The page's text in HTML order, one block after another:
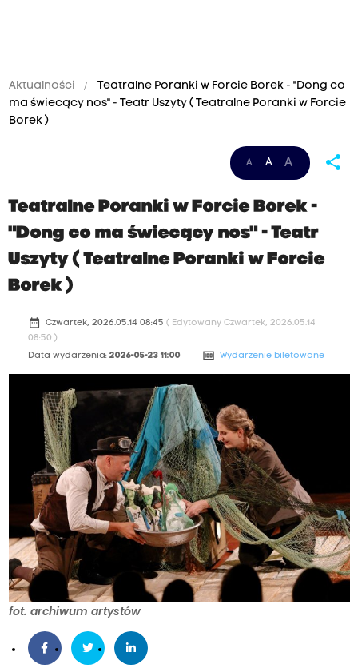
Aktualności
Teatralne Poranki w Forcie Borek - "Dong co
ma świecący nos" - Teatr Uszyty ( Teatralne Poranki w Forcie
Borek )
A A A share
Teatralne Poranki w Forcie Borek -
"Dong co ma świecący nos" - Teatr
Uszyty ( Teatralne Poranki w Forcie
Borek )
date_range Czwartek, 2026.05.14 08:45 ( Edytowany Czwartek, 2026.05.14
08:50 )
Data wydarzenia: 2026-05-23 11:00 money Wydarzenie biletowane
fot. archiwum artystów